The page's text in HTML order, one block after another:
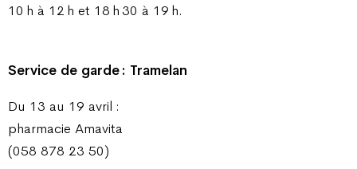
10 h à 12 h et 18 h 30 à 19 h.
Service de garde : Tramelan
Du 13 au 19 avril :
pharmacie Amavita
(058 878 23 50)